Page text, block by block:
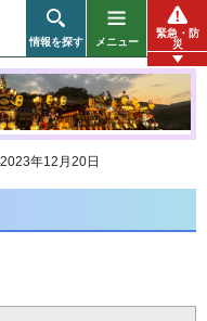
情報を探す メニュー
緊急・防
災
年12月20日